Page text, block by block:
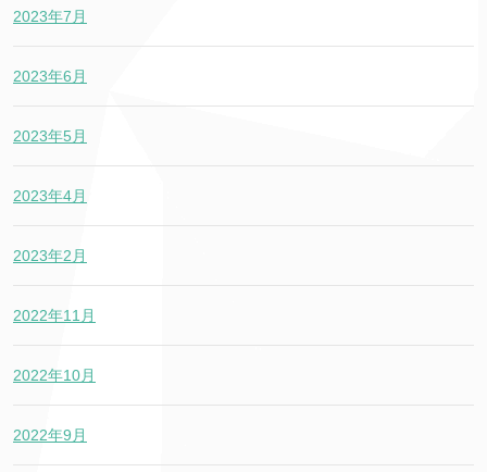
2023年7月
2023年6月
2023年5月
2023年4月
2023年2月
2022年11月
2022年10月
2022年9月